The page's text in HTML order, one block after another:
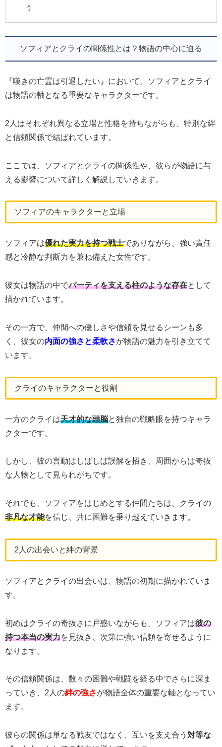
う
ソフィアとクライの関係性とは？物語の中心に迫る
『嘆きの亡霊は引退したい』において、ソフィアとクライ
は物語の軸となる重要なキャラクターです。
2人はそれぞれ異なる立場と性格を持ちながらも、特別な絆
と信頼関係で結ばれています。
ここでは、ソフィアとクライの関係性や、彼らが物語に与
える影響について詳しく解説していきます。
ソフィアのキャラクターと立場
ソフィアは優れた実力を持つ戦士でありながら、強い責任
感と冷静な判断力を兼ね備えた女性です。
彼女は物語の中でパーティを支える柱のような存在として
描かれています。
その一方で、仲間への優しさや信頼を見せるシーンも多
く、彼女の内面の強さと柔軟さが物語の魅力を引き立てて
います。
クライのキャラクターと役割
一方のクライは天才的な頭脳と独自の戦略眼を持つキャラ
クターです。
しかし、彼の言動はしばしば誤解を招き、周囲からは奇抜
な人物として見られがちです。
それでも、ソフィアをはじめとする仲間たちは、クライの
非凡な才能を信じ、共に困難を乗り越えていきます。
2人の出会いと絆の背景
ソフィアとクライの出会いは、物語の初期に描かれていま
す。
初めはクライの奇抜さに戸惑いながらも、ソフィアは彼の
持つ本当の実力を見抜き、次第に強い信頼を寄せるように
なります。
その信頼関係は、数々の困難や戦闘を経る中でさらに深ま
っていき、2人の絆の強さが物語全体の重要な軸となってい
ます。
彼らの関係は単なる戦友ではなく、互いを支え合う 対等な